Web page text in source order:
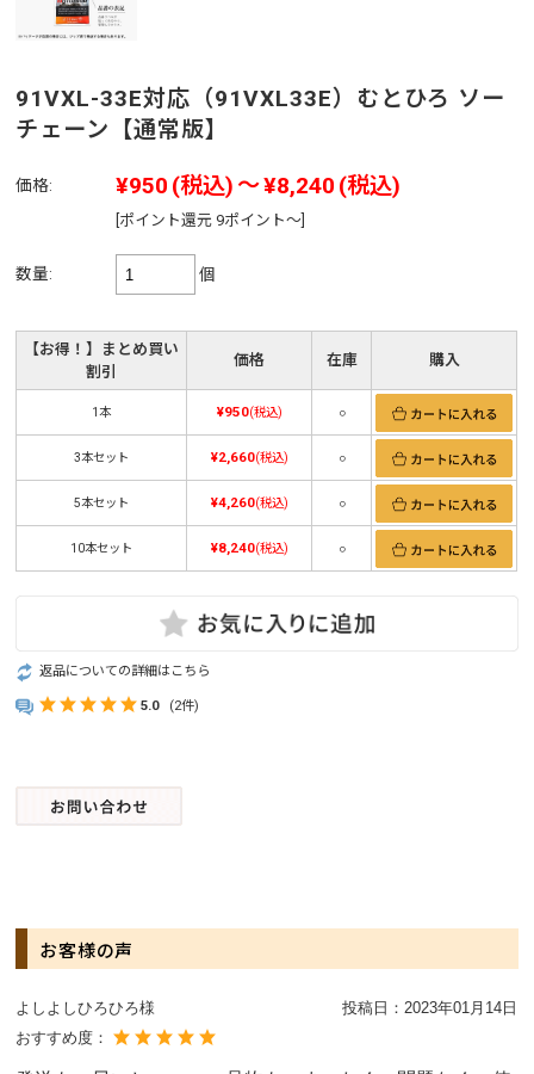
91VXL-33E対応（91VXL33E）むとひろ ソー
チェーン【通常版】
価格: ¥950 (税込) ～¥8,240 (税込)
[ポイント還元 9ポイント～]
数量: 個
【お得！】まとめ買い
割引
価格 在庫 購入
1本 ¥950(税込) ○
3本セット ¥2,660(税込) ○
5本セット ¥4,260(税込) ○
10本セット ¥8,240(税込) ○
返品についての詳細はこちら
5.0 (2件)
お客様の声
よしよしひろひろ様 投稿日： 2023年01月14日
おすすめ度：